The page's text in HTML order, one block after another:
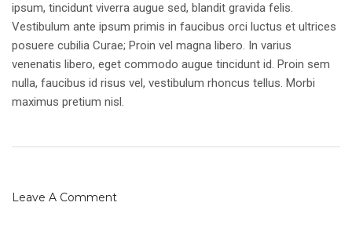
ipsum, tincidunt viverra augue sed, blandit gravida felis.
Vestibulum ante ipsum primis in faucibus orci luctus et ultrices
posuere cubilia Curae; Proin vel magna libero. In varius
venenatis libero, eget commodo augue tincidunt id. Proin sem
nulla, faucibus id risus vel, vestibulum rhoncus tellus. Morbi
maximus pretium nisl.
Leave A Comment